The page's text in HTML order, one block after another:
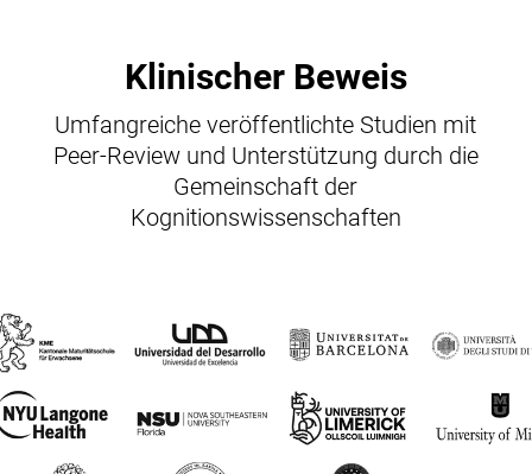
Klinischer Beweis
Umfangreiche veröffentlichte Studien mit
Peer-Review und Unterstützung durch die
Gemeinschaft der
Kognitionswissenschaften